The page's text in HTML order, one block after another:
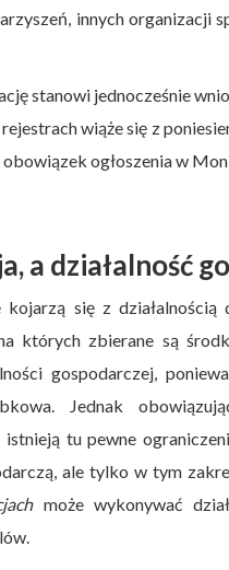
innych organizacji
stanowi jednocześnie
wiąże się z
ogłoszenia w
a działalność
kojarzą się z
których zbierane są
gospodarczej,
Jednak
istnieją tu pewne
ale tylko w tym
może wykonywać